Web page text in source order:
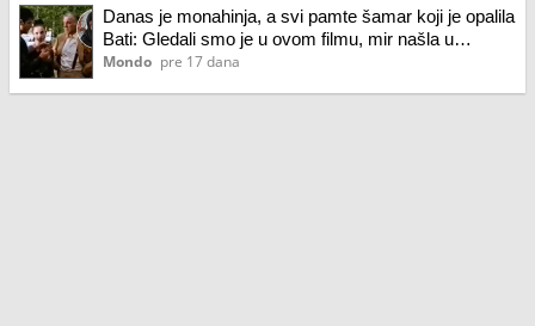
Danas je monahinja, a svi pamte šamar koji je opalila
Bati: Gledali smo je u ovom filmu, mir našla u
manastiru
Mondo pre 17 dana